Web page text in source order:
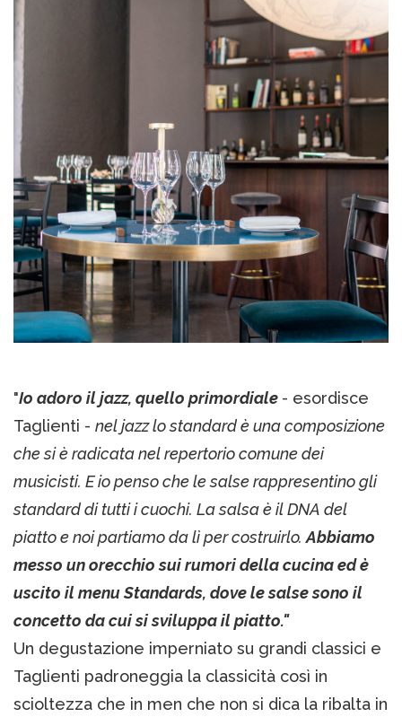
"Io adoro il jazz, quello primordiale - esordisce
Taglienti - nel jazz lo standard è una composizione
che si è radicata nel repertorio comune dei
musicisti. E io penso che le salse rappresentino gli
standard di tutti i cuochi. La salsa è il DNA del
piatto e noi partiamo da lì per costruirlo.Abbiamo
messo un orecchio sui rumori della cucina ed è
uscito il menu Standards, dove le salse sono il
concetto da cui si sviluppa il piatto."
Un degustazione imperniato su grandi classici e
Taglienti padroneggia la classicità così in
scioltezza che in men che non si dica la ribalta in